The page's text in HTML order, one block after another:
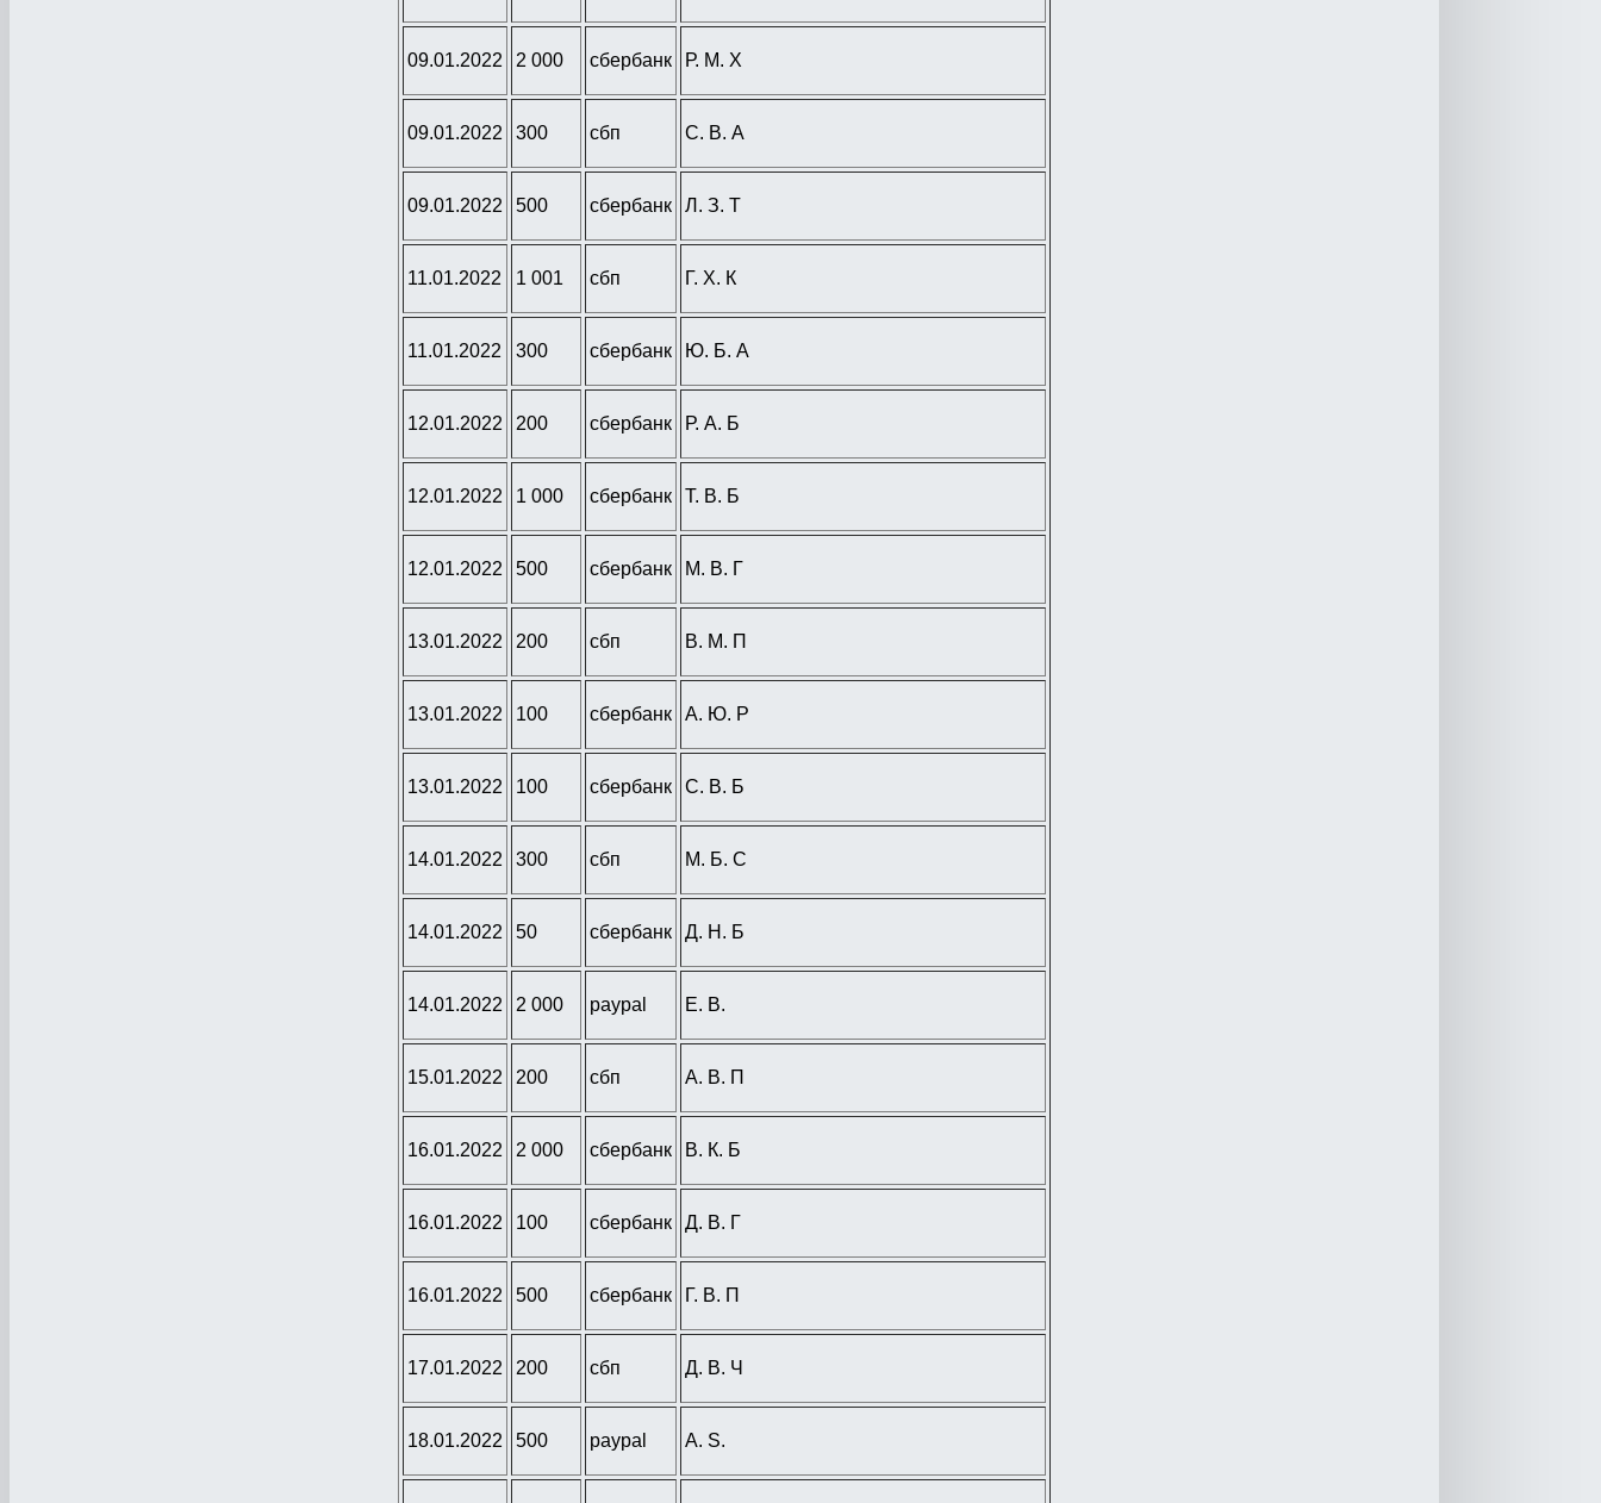
09.01.2022 2 000 сбербанк Р. М. Х
09.01.2022 300 сбп С. В. А
09.01.2022 500 сбербанк Л. З. Т
11.01.2022 1 001 сбп Г. Х. К
11.01.2022 300 сбербанк Ю. Б. А
12.01.2022 200 сбербанк Р. А. Б
12.01.2022 1 000 сбербанк Т. В. Б
12.01.2022 500 сбербанк М. В. Г
13.01.2022 200 сбп В. М. П
13.01.2022 100 сбербанк А. Ю. Р
13.01.2022 100 сбербанк С. В. Б
14.01.2022 300 сбп М. Б. С
14.01.2022 50 сбербанк Д. Н. Б
14.01.2022 2 000 paypal E. B.
15.01.2022 200 сбп А. В. П
16.01.2022 2 000 сбербанк В. К. Б
16.01.2022 100 сбербанк Д. В. Г
16.01.2022 500 сбербанк Г. В. П
17.01.2022 200 сбп Д. В. Ч
18.01.2022 500 paypal A. S.